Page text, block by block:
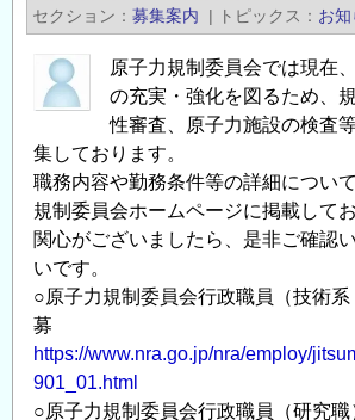
セクション
募集案内 | トピックス お
原子力規制委員会では現在
の充実・強化を図るため、
性審査、原子力施設の検査
集しております。
職務内容や勤務条件等の詳細につい
規制委員会ホームページに掲載して
関心がございましたら、是非ご確認
いです。
○原子力規制委員会行政職員（技術
募
https://www.nra.go.jp/nra/employ/
901_01.html
○原子力規制委員会行政職員（研究職